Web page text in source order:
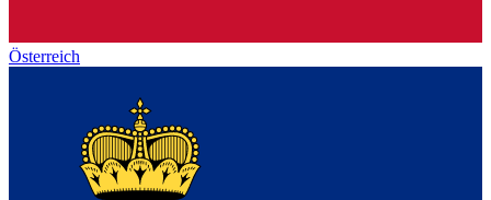
Österreich